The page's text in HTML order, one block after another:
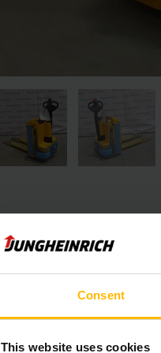
Consent
This website uses cookies
Det følgende